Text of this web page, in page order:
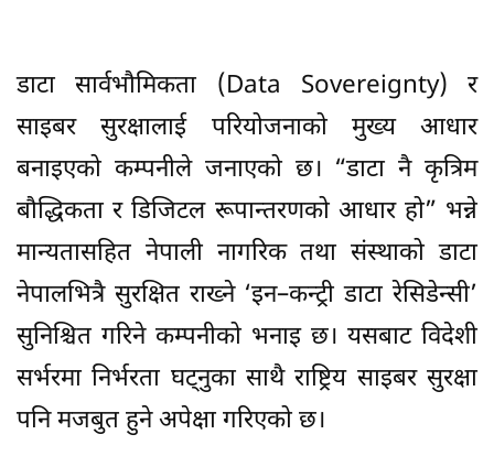
डाटा सार्वभौमिकता (Data Sovereignty) र
साइबर सुरक्षालाई परियोजनाको मुख्य आधार
बनाइएको कम्पनीले जनाएको छ। “डाटा नै कृत्रिम
बौद्धिकता र डिजिटल रूपान्तरणको आधार हो” भन्ने
मान्यतासहित नेपाली नागरिक तथा संस्थाको डाटा
नेपालभित्रै सुरक्षित राख्ने ‘इन–कन्ट्री डाटा रेसिडेन्सी’
सुनिश्चित गरिने कम्पनीको भनाइ छ। यसबाट विदेशी
सर्भरमा निर्भरता घट्नुका साथै राष्ट्रिय साइबर सुरक्षा
पनि मजबुत हुने अपेक्षा गरिएको छ।